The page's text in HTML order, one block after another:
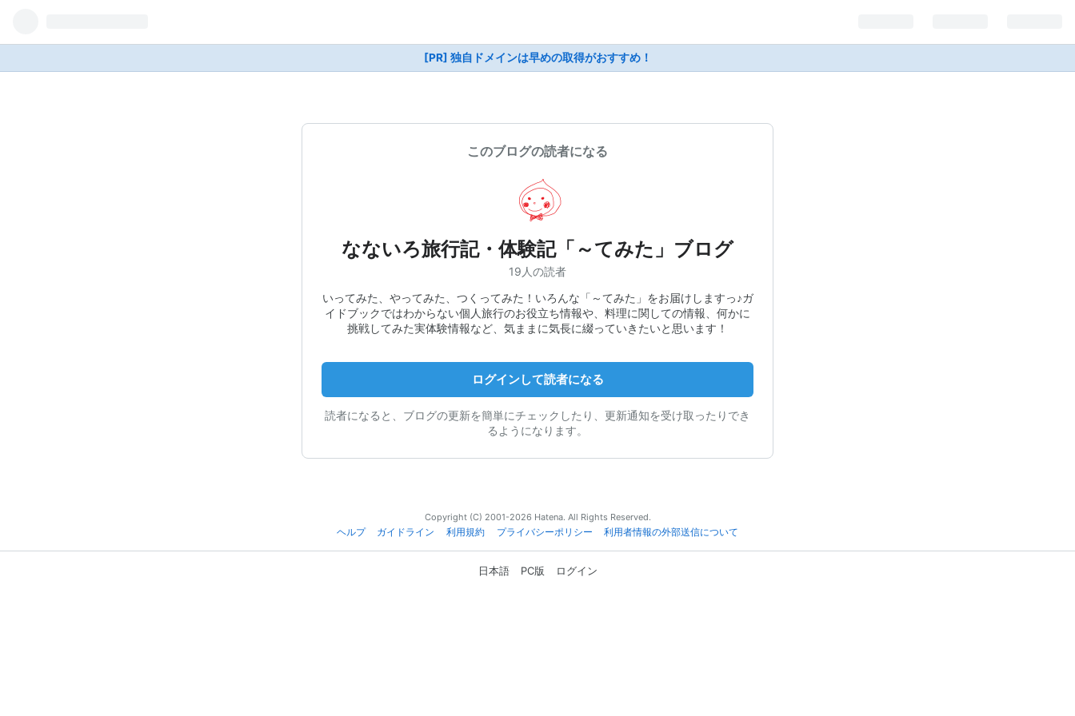
[PR] 独自ドメインは早めの取得がおすすめ！
このブログの読者になる
なないろ旅行記・体験記「～てみた」ブログ
19人の読者
いってみた、やってみた、つくってみた！いろんな「～てみた」をお届けしますっ♪ガ
イドブックではわからない個人旅行のお役立ち情報や、料理に関しての情報、何かに
挑戦してみた実体験情報など、気ままに気長に綴っていきたいと思います！
ログインして読者になる
読者になると、ブログの更新を簡単にチェックしたり、更新通知を受け取ったりでき
るようになります。
Copyright (C) 2001-2026 Hatena. All Rights Reserved.
ヘルプ
ガイドライン 利用規約 プライバシーポリシー 利用者情報の外部送信について
日本語 PC版 ログイン